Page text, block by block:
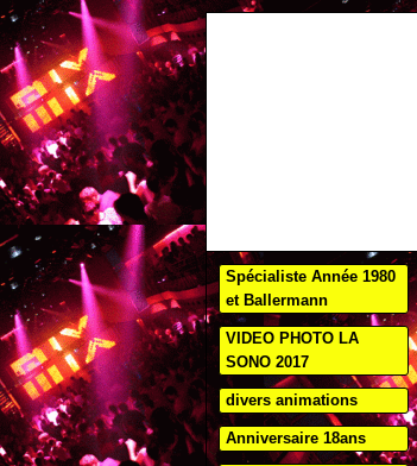
Spécialiste Année 1980
et Ballermann
VIDEO PHOTO LA
SONO 2017
divers animations
Anniversaire 18ans